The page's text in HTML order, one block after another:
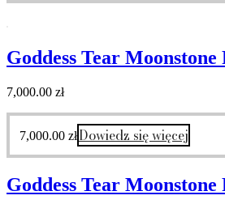
Goddess Tear
7,000.00 zł
7,000.00 złDowiedz się więcej
Goddess Tear